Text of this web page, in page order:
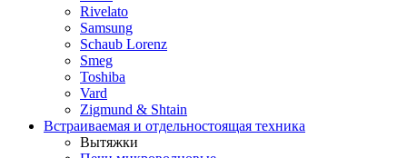
Rivelato
Samsung
Schaub Lorenz
Smeg
Toshiba
Vard
Zigmund & Shtain
Встраиваемая и отдельностоящая техника
Вытяжки